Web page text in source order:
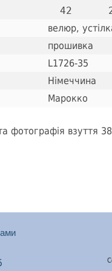
велюр,
прошивка
L1726-35
Німеччина
Марокко
фотографія взуття